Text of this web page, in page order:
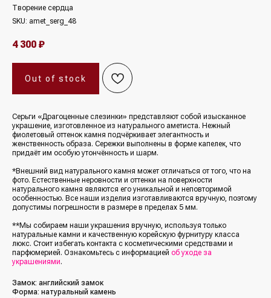
Творение сердца
SKU: amet_serg_48
4 300 ₽
Out of stock
Серьги «Драгоценные слезинки» представляют собой изысканное
украшение, изготовленное из натурального аметиста. Нежный
фиолетовый оттенок камня подчёркивает элегантность и
женственность образа. Сережки выполнены в форме капелек, что
придаёт им особую утончённость и шарм.
*Внешний вид натурального камня может отличаться от того, что на
фото. Естественные неровности и оттенки на поверхности
натурального камня являются его уникальной и неповторимой
особенностью. Все наши изделия изготавливаются вручную, поэтому
допустимы погрешности в размере в пределах 5 мм.
**Мы собираем наши украшения вручную, используя только
натуральные камни и качественную корейскую фурнитуру класса
люкс. Стоит избегать контакта с косметическими средствами и
парфюмерией. Ознакомьтесь с информацией об уходе за
украшениями.
Замок: английский замок
Форма: натуральный камень